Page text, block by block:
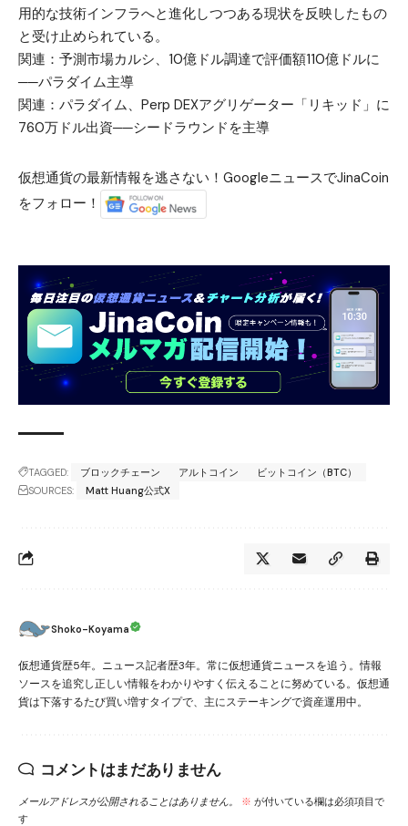
用的な技術インフラへと進化しつつある現状を反映したもの
と受け止められている。
関連： 予測市場カルシ、10億ドル調達で評価額110億ドルに
──パラダイム主導
関連： パラダイム、Perp DEXアグリゲーター「リキッド」に
760万ドル出資──シードラウンドを主導
仮想通貨の最新情報を逃さない！GoogleニュースでJinaCoin
をフォロー！
TAGGED: ブロックチェーン アルトコイン
ビットコイン（BTC）
SOURCES:
Matt Huang公式X
Shoko-Koyama
仮想通貨歴5年。ニュース記者歴3年。常に仮想通貨ニュースを追う。情報
ソースを追究し正しい情報をわかりやすく伝えることに努めている。仮想通
貨は下落するたび買い増すタイプで、主にステーキングで資産運用中。
コメントはまだありません
メールアドレスが公開されることはありません。 ※ が付いている欄は必須項目で
す